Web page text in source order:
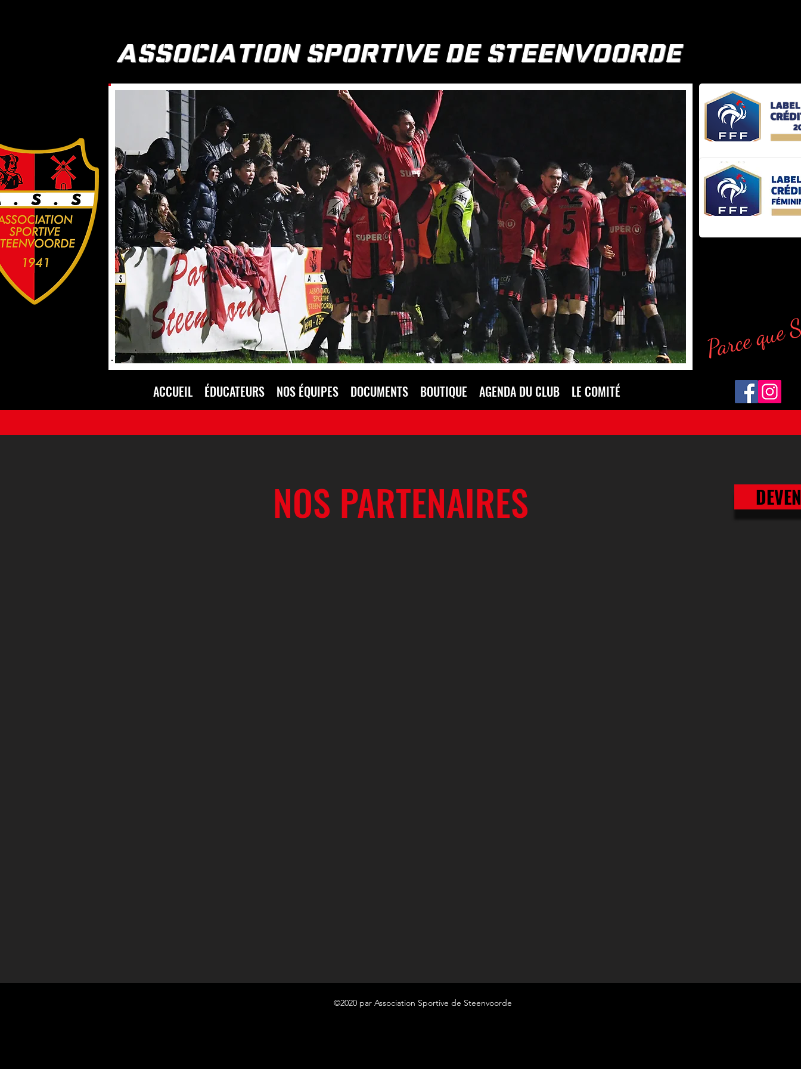
ASSOCIATION SPORTIVE DE STEENVOORDE
Parce
ACCUEIL ÉDUCATEURS NOS ÉQUIPES DOCUMENTS BOUTIQUE AGENDA DU CLUB LE COMITÉ
NOS PARTENAIRES
©2020 par Association Sportive de Steenvoorde